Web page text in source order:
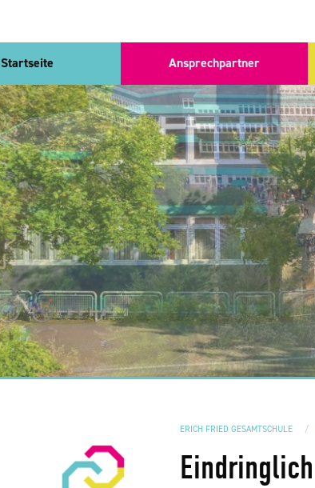
Startseite Ansprechpartner
ERICH FRIED GESAMTSCHULE